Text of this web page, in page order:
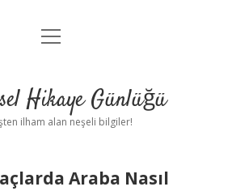
Anasayfa
Yasal Uyarı
menüyü
Hikaye Günlüğü
ilham alan neşeli bilgiler!
Araba Nasıl